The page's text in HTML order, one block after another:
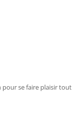
pour se faire plaisir tout